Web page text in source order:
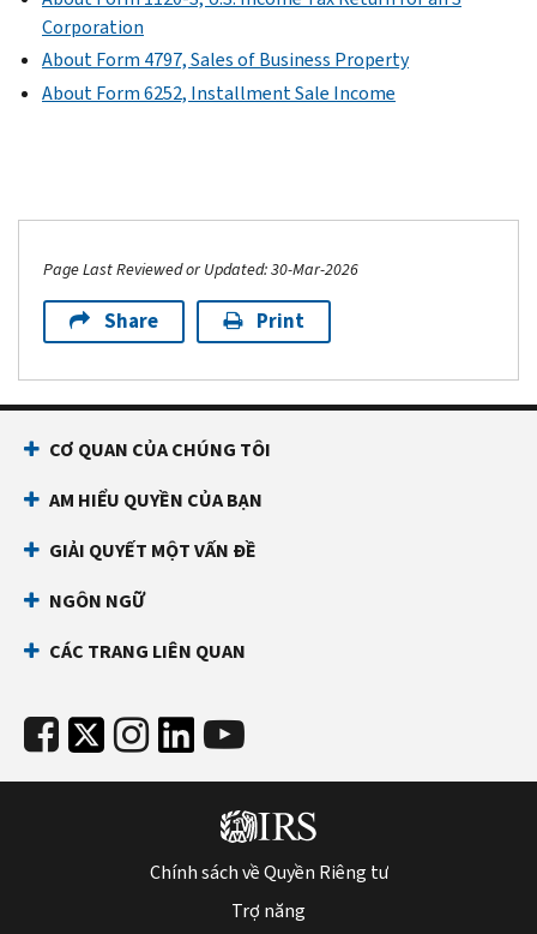
Corporation
About Form 4797, Sales of Business Property
About Form 6252, Installment Sale Income
Page Last Reviewed or Updated: 30-Mar-2026
Share Print
CƠ QUAN CỦA CHÚNG TÔI
AM HIỂU QUYỀN CỦA BẠN
GIẢI QUYẾT MỘT VẤN ĐỀ
NGÔN NGỮ
CÁC TRANG LIÊN QUAN
Chính sách về Quyền Riêng tư
Trợ năng